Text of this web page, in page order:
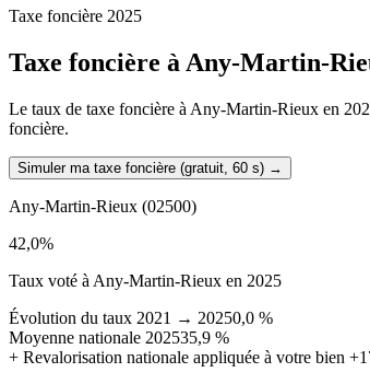
Taxe foncière 2025
Taxe foncière à Any-Martin-
Le taux de taxe foncière à Any-Martin-Rieux en
foncière.
Simuler ma taxe foncière (gratuit, 60 s) →
Any-Martin-Rieux (02500)
42,0%
Taux voté à Any-Martin-Rieux en 2025
Évolution du taux 2021 → 20250,0 %
Moyenne nationale 202535,9 %
+ Revalorisation nationale appliquée à votre bien